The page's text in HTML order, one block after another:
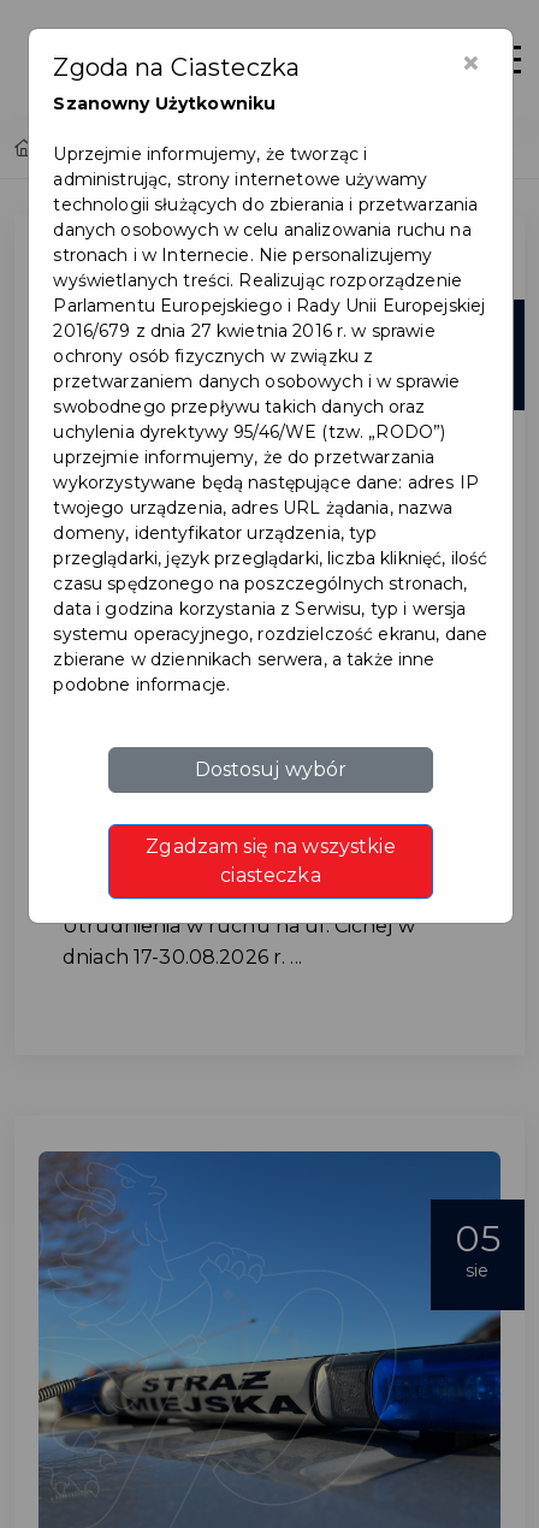
Home Lista aktualności
Utrudnienia w ruchu na ul.
Cichej w dniach 17-
30.08.2026 r.
Utrudnienia w ruchu na ul. Cichej w
dniach 17-30.08.2026 r. ...
05
sie
×
Zgoda na Ciasteczka
Szanowny Użytkowniku
Uprzejmie informujemy, że tworząc i
administrując, strony internetowe używamy
technologii służących do zbierania i przetwarzania
danych osobowych w celu analizowania ruchu na
stronach i w Internecie. Nie personalizujemy
wyświetlanych treści. Realizując rozporządzenie
Parlamentu Europejskiego i Rady Unii Europejskiej
2016/679 z dnia 27 kwietnia 2016 r. w sprawie
ochrony osób fizycznych w związku z
przetwarzaniem danych osobowych i w sprawie
swobodnego przepływu takich danych oraz
uchylenia dyrektywy 95/46/WE (tzw. „RODO”)
uprzejmie informujemy, że do przetwarzania
wykorzystywane będą następujące dane: adres IP
twojego urządzenia, adres URL żądania, nazwa
domeny, identyfikator urządzenia, typ
przeglądarki, język przeglądarki, liczba kliknięć, ilość
czasu spędzonego na poszczególnych stronach,
data i godzina korzystania z Serwisu, typ i wersja
systemu operacyjnego, rozdzielczość ekranu, dane
zbierane w dziennikach serwera, a także inne
podobne informacje.
Dostosuj wybór
Zgadzam się na wszystkie
ciasteczka